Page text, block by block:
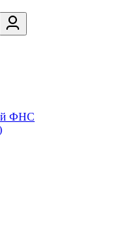
ФНС